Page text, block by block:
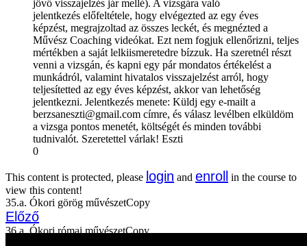
jövő visszajelzés jár mellé). A vizsgára való
jelentkezés előfeltétele, hogy elvégezted az egy éves
képzést, megrajzoltad az összes leckét, és megnézted a
Művész Coaching videókat. Ezt nem fogjuk ellenőrizni, teljes
mértékben a saját lelkiismeretedre bízzuk. Ha szeretnél részt
venni a vizsgán, és kapni egy pár mondatos értékelést a
munkádról, valamint hivatalos visszajelzést arról, hogy
teljesítetted az egy éves képzést, akkor van lehetőség
jelentkezni. Jelentkezés menete: Küldj egy e-mailt a
berzsaneszti@gmail.com címre, és válasz levélben elküldöm
a vizsga pontos menetét, költségét és minden további
tudnivalót. Szeretettel várlak! Eszti
0
This content is protected, please login and enroll
in the course to
view this content!
35.a. Ókori görög művészetCopy
Előző
36.a. Ókori római művészetCopy